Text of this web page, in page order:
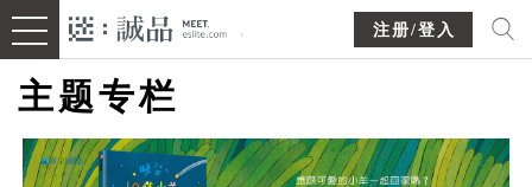
注册/登入
主题专栏